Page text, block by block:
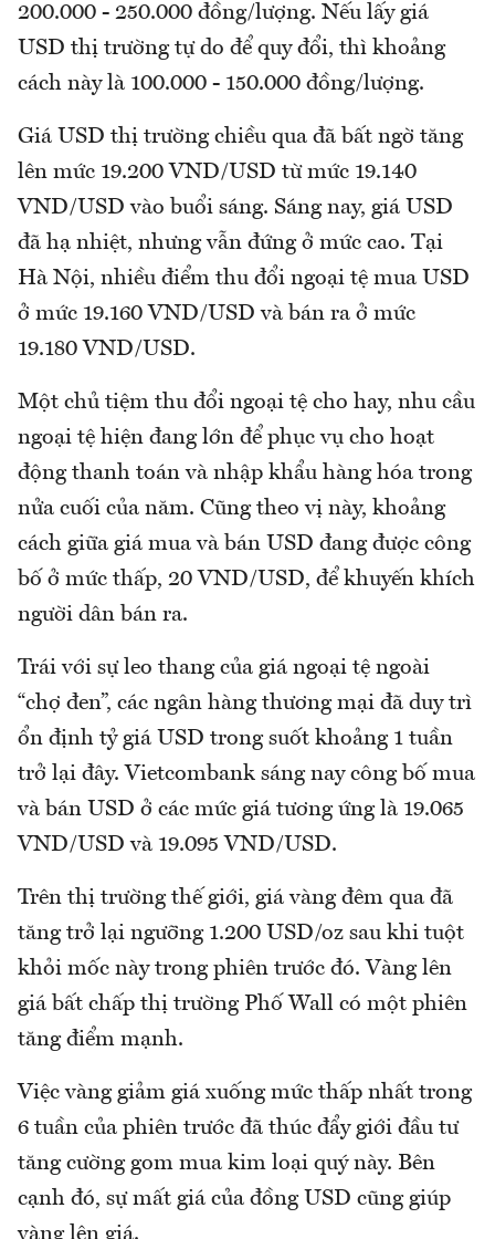
200.000 - 250.000 đồng/lượng. Nếu lấy giá
USD thị trường tự do để quy đổi, thì khoảng
cách này là 100.000 - 150.000 đồng/lượng.
Giá USD thị trường chiều qua đã bất ngờ tăng
lên mức 19.200 VND/USD từ mức 19.140
VND/USD vào buổi sáng. Sáng nay, giá USD
đã hạ nhiệt, nhưng vẫn đứng ở mức cao. Tại
Hà Nội, nhiều điểm thu đổi ngoại tệ mua USD
ở mức 19.160 VND/USD và bán ra ở mức
19.180 VND/USD.
Một chủ tiệm thu đổi ngoại tệ cho hay, nhu cầu
ngoại tệ hiện đang lớn để phục vụ cho hoạt
động thanh toán và nhập khẩu hàng hóa trong
nửa cuối của năm. Cũng theo vị này, khoảng
cách giữa giá mua và bán USD đang được công
bố ở mức thấp, 20 VND/USD, để khuyến khích
người dân bán ra.
Trái với sự leo thang của giá ngoại tệ ngoài
“chợ đen”, các ngân hàng thương mại đã duy trì
ổn định tỷ giá USD trong suốt khoảng 1 tuần
trở lại đây. Vietcombank sáng nay công bố mua
và bán USD ở các mức giá tương ứng là 19.065
VND/USD và 19.095 VND/USD.
Trên thị trường thế giới, giá vàng đêm qua đã
tăng trở lại ngưỡng 1.200 USD/oz sau khi tuột
khỏi mốc này trong phiên trước đó. Vàng lên
giá bất chấp thị trường Phố Wall có một phiên
tăng điểm mạnh.
Việc vàng giảm giá xuống mức thấp nhất trong
6 tuần của phiên trước đã thúc đẩy giới đầu tư
tăng cường gom mua kim loại quý này. Bên
cạnh đó, sự mất giá của đồng USD cũng giúp
vàng lên giá.